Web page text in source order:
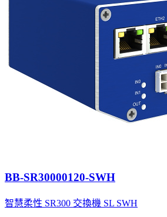
BB-SR30000120-SWH
智慧柔性 SR300 交換機 SL SWH